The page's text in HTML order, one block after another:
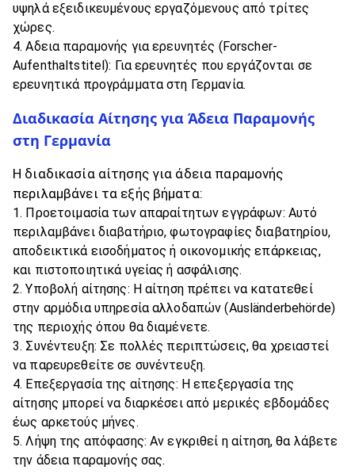
υψηλά εξειδικευμένους εργαζόμενους από τρίτες
χώρες.
Αδεια παραμονής για ερευνητές (Forscher-
Aufenthaltstitel): Για ερευνητές που εργάζονται σε
ερευνητικά προγράμματα στη Γερμανία.
Διαδικασία Αίτησης για Άδεια Παραμονής
στη Γερμανία
Η διαδικασία αίτησης για άδεια παραμονής
περιλαμβάνει τα εξής βήματα:
Προετοιμασία των απαραίτητων εγγράφων: Αυτό
περιλαμβάνει διαβατήριο, φωτογραφίες διαβατηρίου,
αποδεικτικά εισοδήματος ή οικονομικής επάρκειας,
και πιστοποιητικά υγείας ή ασφάλισης.
Υποβολή αίτησης: Η αίτηση πρέπει να κατατεθεί
στην αρμόδια υπηρεσία αλλοδαπών (Ausländerbehörde)
της περιοχής όπου θα διαμένετε.
Συνέντευξη: Σε πολλές περιπτώσεις, θα χρειαστεί
να παρευρεθείτε σε συνέντευξη.
Επεξεργασία της αίτησης: Η επεξεργασία της
αίτησης μπορεί να διαρκέσει από μερικές εβδομάδες
έως αρκετούς μήνες.
Λήψη της απόφασης: Αν εγκριθεί η αίτηση, θα λάβετε
την άδεια παραμονής σας.